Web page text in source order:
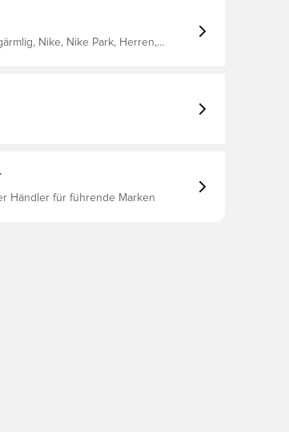
Nike, Nike Park, Herren,
Händler für führende Marken